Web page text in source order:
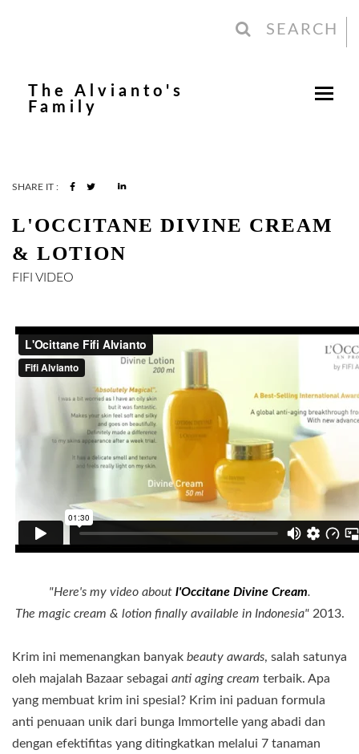
SEARCH
The Alvianto's
Family
SHARE IT :
L'OCCITANE DIVINE CREAM
& LOTION
FIFI VIDEO
"Here's my video about l'Occitane Divine Cream.
The magic cream & lotion finally available in Indonesia" 2013.
Krim ini memenangkan banyak beauty awards, salah satunya
oleh majalah Bazaar sebagai anti aging cream terbaik. Apa
yang membuat krim ini spesial? Krim ini paduan formula
anti penuaan unik dari bunga Immortelle yang abadi dan
dengan efektifitas yang ditingkatkan melalui 7 tanaman